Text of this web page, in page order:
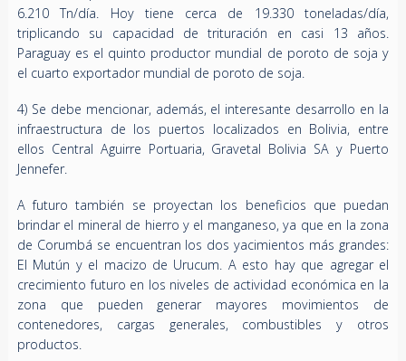
6.210 Tn/día. Hoy tiene cerca de 19.330 toneladas/día,
triplicando su capacidad de trituración en casi 13 años.
Paraguay es el quinto productor mundial de poroto de soja y
el cuarto exportador mundial de poroto de soja.
4) Se debe mencionar, además, el interesante desarrollo en la
infraestructura de los puertos localizados en Bolivia, entre
ellos Central Aguirre Portuaria, Gravetal Bolivia SA y Puerto
Jennefer.
A futuro también se proyectan los beneficios que puedan
brindar el mineral de hierro y el manganeso, ya que en la zona
de Corumbá se encuentran los dos yacimientos más grandes:
El Mutún y el macizo de Urucum. A esto hay que agregar el
crecimiento futuro en los niveles de actividad económica en la
zona que pueden generar mayores movimientos de
contenedores, cargas generales, combustibles y otros
productos.